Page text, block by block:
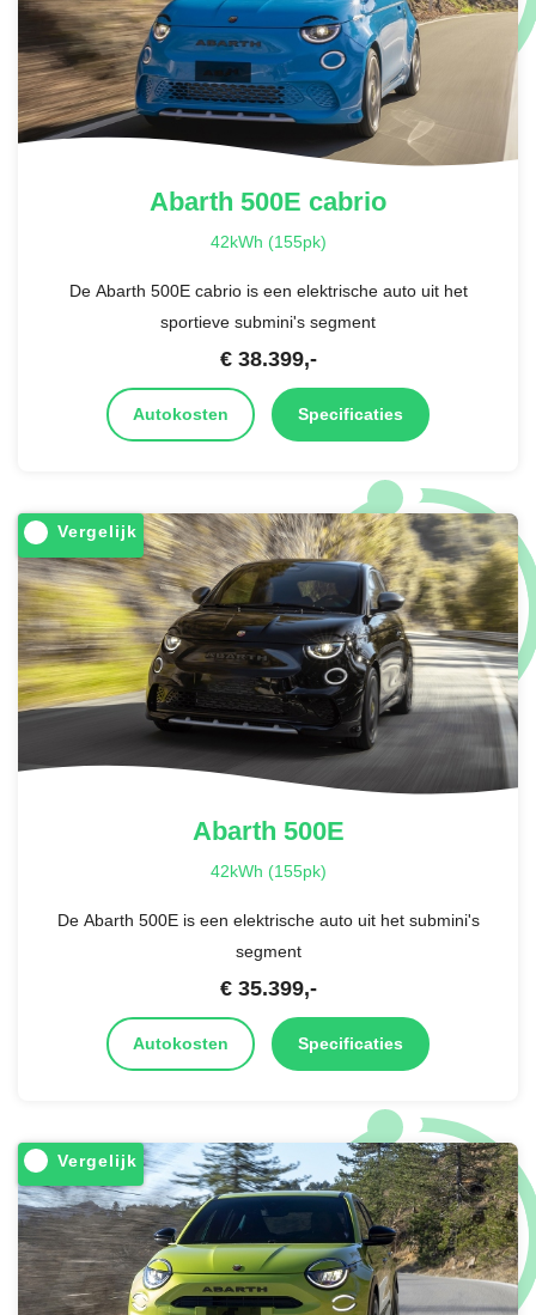
Abarth 500E cabrio
42kWh (155pk)
De Abarth 500E cabrio is een elektrische auto uit het
sportieve submini's segment
€ 38.399,-
Autokosten Specificaties
Vergelijk
Abarth 500E
42kWh (155pk)
De Abarth 500E is een elektrische auto uit het submini's
segment
€ 35.399,-
Autokosten Specificaties
Vergelijk